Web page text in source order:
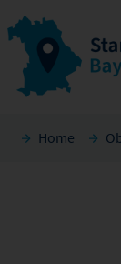
Home